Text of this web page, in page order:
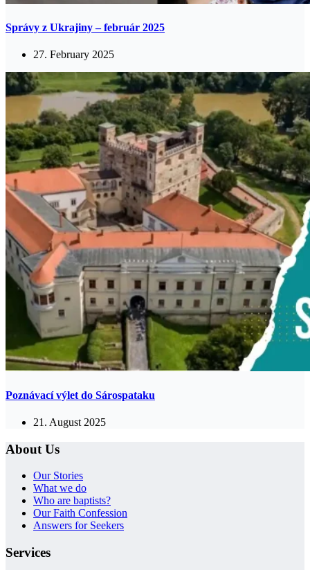
Správy z Ukrajiny – február 2025
27. February 2025
Poznávací výlet do Sárospataku
21. August 2025
About Us
Our Stories
What we do
Who are baptists?
Our Faith Confession
Answers for Seekers
Services